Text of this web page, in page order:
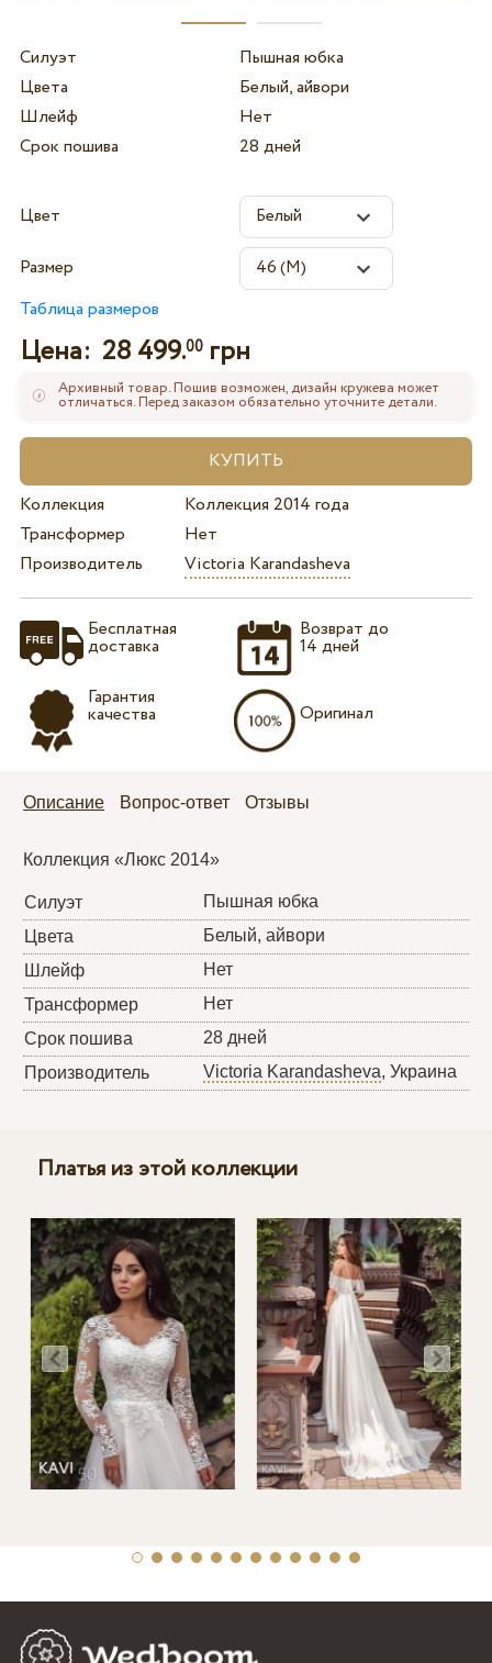
Силуэт
Пышная юбка
Цвета
Белый, айвори
Шлейф
Нет
Срок пошива
28 дней
Цвет
Размер
Таблица размеров
Цена: 28 499.00грн
Архивный товар. Пошив возможен, дизайн кружева может
отличаться. Перед заказом обязательно уточните детали.
Коллекция
Коллекция 2014 года
Трансформер
Нет
Производитель
Victoria Karandasheva
Бесплатная
доставка
Гарантия
качества
Возврат до
14 дней
Оригинал
Описание Вопрос-ответ Отзывы
Коллекция «Люкс 2014»
Силуэт
Пышная юбка
Цвета
Белый, айвори
Шлейф
Нет
Трансформер
Нет
Срок пошива
28 дней
Производитель
Victoria Karandasheva, Украина
Платья из этой коллекции